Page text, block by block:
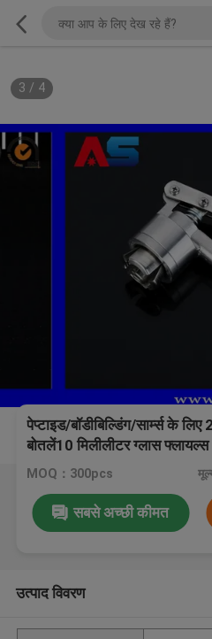
3 / 4
पेप्टाइड/बॉडीबिल्डिंग/सार्म्स के
बोतलें10 मिलीलीटर ग्लास फ्लायल्स
MOQ：300pcs
सबसे अच्छी कीमत
उत्पाद विवरण